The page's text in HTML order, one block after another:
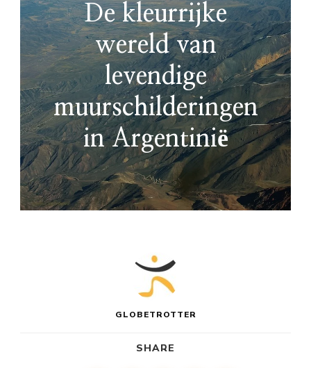
De kleurrijke
wereld van
levendige
muurschilderingen
in Argentinië
GLOBETROTTER
SHARE